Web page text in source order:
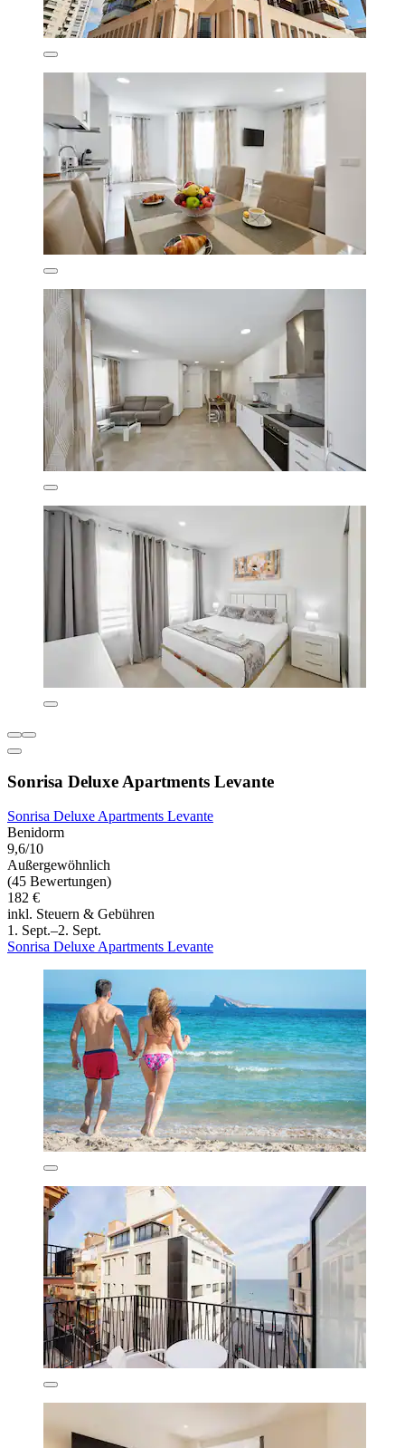
Sonrisa Deluxe Apartments Levante
Sonrisa Deluxe Apartments Levante
Benidorm
9,6/10
Außergewöhnlich
(45 Bewertungen)
182 €
inkl. Steuern & Gebühren
1. Sept.–2. Sept.
Sonrisa Deluxe Apartments Levante